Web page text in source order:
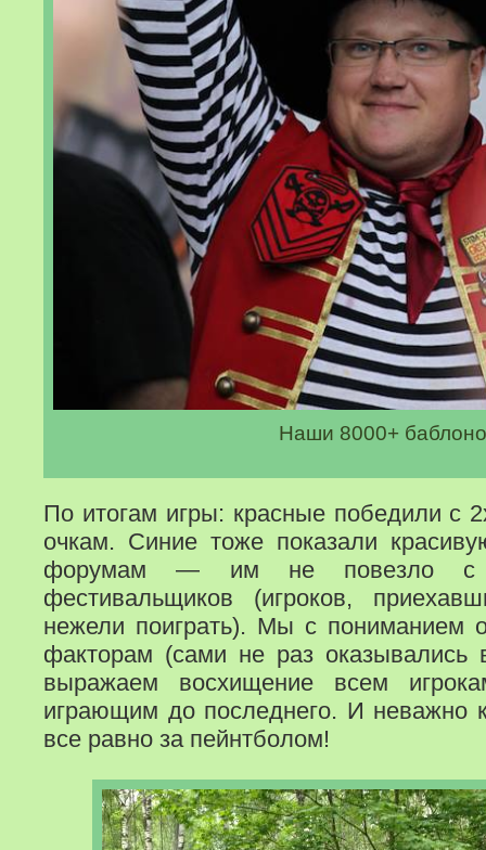
Наши 8000+
По итогам игры: красные победили с
очкам. Синие тоже показали
форумам — им не повезло с
фестивальщиков (игроков,
нежели поиграть). Мы с пониманием
факторам (сами не раз оказывались
выражаем восхищение всем
играющим до последнего. И неважно
все равно за пейнтболом!